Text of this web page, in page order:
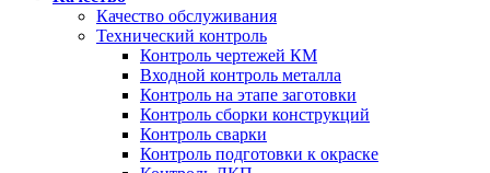
Качество обслуживания
Технический контроль
Контроль чертежей КМ
Входной контроль металла
Контроль на этапе заготовки
Контроль сборки конструкций
Контроль сварки
Контроль подготовки к окраске